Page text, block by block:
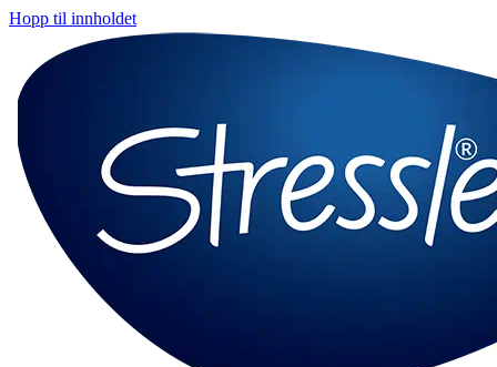
Hopp til innholdet